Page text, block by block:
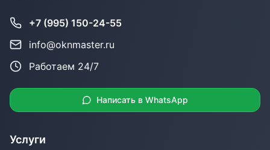
+7 (995) 150-24-55
info@oknmaster.ru
Работаем 24/7
Написать в WhatsApp
Услуги